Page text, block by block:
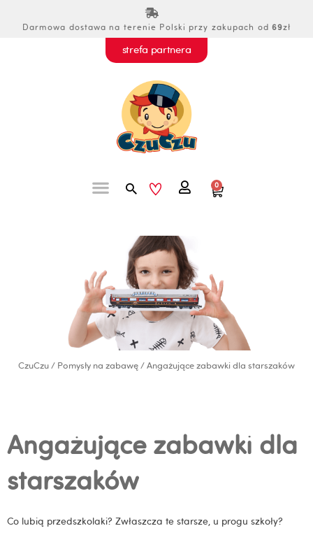
Darmowa dostawa na terenie Polski przy zakupach od 69zł
strefa partnera
Szukaj 0
Wózek
CzuCzu / Pomysły na zabawę / Angażujące zabawki dla starszaków
Angażujące zabawki dla
starszaków
Co lubią przedszkolaki? Zwłaszcza te starsze, u progu szkoły?